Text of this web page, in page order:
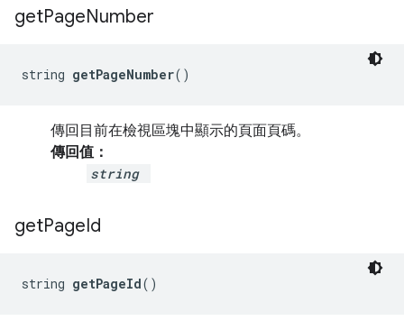
getPageNumber
string getPageNumber()
傳回目前在檢視區塊中顯示的頁面頁碼。
傳回值：
string
getPageId
string getPageId()